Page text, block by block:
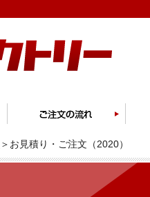
＞お見積り・ご注文（2020）